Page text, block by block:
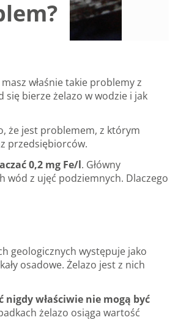
właśnie takie problemy z
bierze żelazo w wodzie i jak
że jest problemem, z którym
przedsiębiorców.
0,2 mg Fe/l. Główny
wód z ujęć podziemnych. Dlaczego
geologicznych występuje jako
osadowe. Żelazo jest z nich
nigdy właściwie nie mogą być
żelazo osiąga wartość